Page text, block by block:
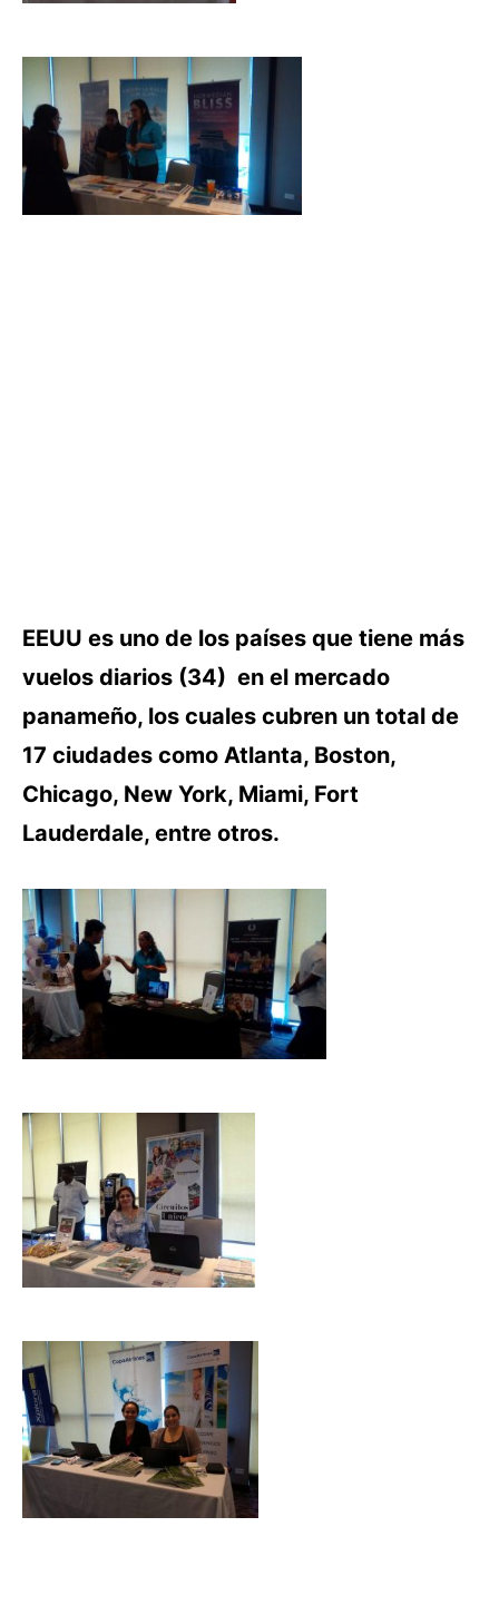
EEUU es uno de los países que tiene más
vuelos diarios (34) en el mercado
panameño, los cuales cubren un total de
17 ciudades como Atlanta, Boston,
Chicago, New York, Miami, Fort
Lauderdale, entre otros.